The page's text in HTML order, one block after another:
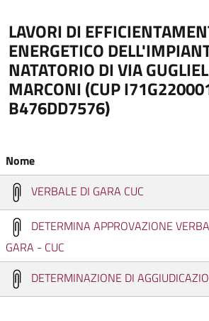
LAVORI DI
ENERGETICO
NATATORIO DI VIA
MARCONI (CUP
B476DD7576)
Nome
VERBALE DI GARA CUC
DETERMINA APPROVAZIONE
GARA - CUC
DETERMINAZIONE DI